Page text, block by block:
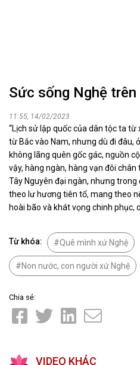
Sức sống Nghệ
11:55, 14/02/2023
“Lịch sử lập quốc của dân tộc ta
từ Bắc vào Nam, nhưng dù đi đâu,
không lãng quên gốc gác, nguồn
vậy, hàng ngàn, hàng vạn đôi
Tây Nguyên đại ngàn, nhưng
theo lư hương tiên tổ, mang theo
hoài bão và khát vọng chinh phục,
Từ khóa: Quê mình xứ Nghệ
Non nước, con người xứ Nghệ
Chia sẻ:
VIDEO KHÁC